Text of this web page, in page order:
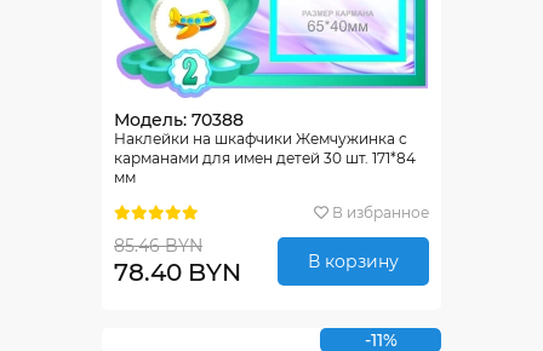
Модель: 70388
Наклейки на шкафчики Жемчужинка с
карманами для имен детей 30 шт. 171*84
мм
В избранное
85.46 BYN
78.40 BYN В корзину
-11%